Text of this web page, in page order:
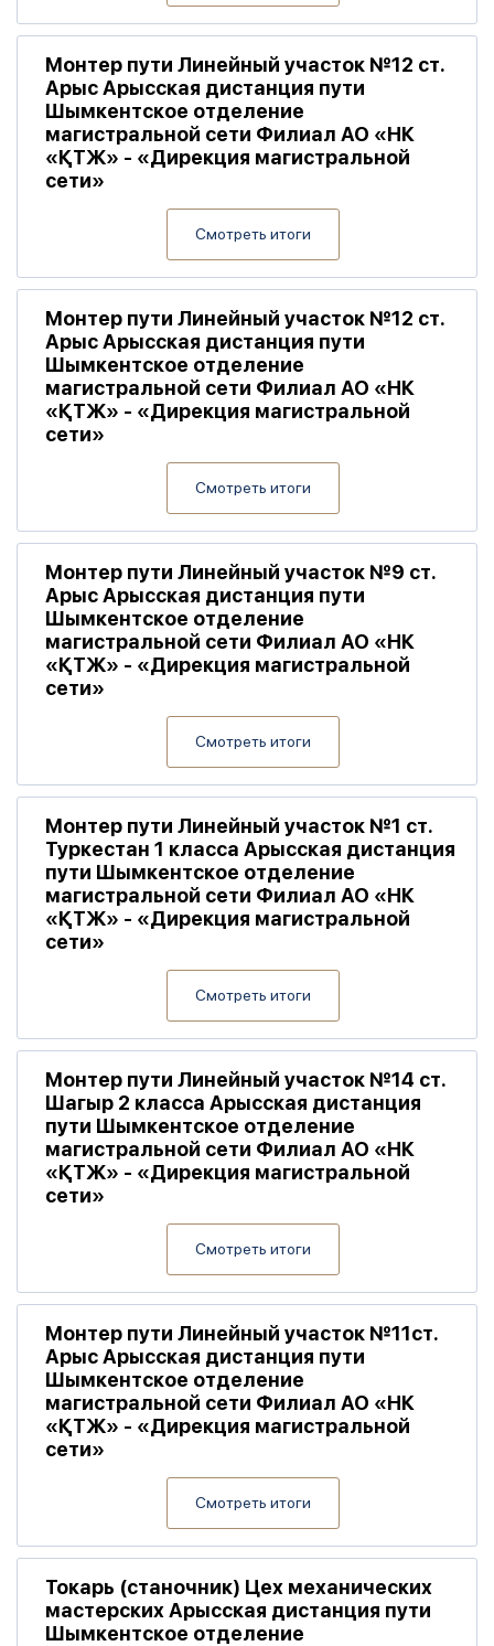
Монтер пути Линейный участок №12 ст.
Арыс Арысская дистанция пути
Шымкентское отделение
магистральной сети Филиал АО «НК
«ҚТЖ» - «Дирекция магистральной
сети»
Смотреть итоги
Монтер пути Линейный участок №12 ст.
Арыс Арысская дистанция пути
Шымкентское отделение
магистральной сети Филиал АО «НК
«ҚТЖ» - «Дирекция магистральной
сети»
Смотреть итоги
Монтер пути Линейный участок №9 ст.
Арыс Арысская дистанция пути
Шымкентское отделение
магистральной сети Филиал АО «НК
«ҚТЖ» - «Дирекция магистральной
сети»
Смотреть итоги
Монтер пути Линейный участок №1 ст.
Туркестан 1 класса Арысская дистанция
пути Шымкентское отделение
магистральной сети Филиал АО «НК
«ҚТЖ» - «Дирекция магистральной
сети»
Смотреть итоги
Монтер пути Линейный участок №14 ст.
Шагыр 2 класса Арысская дистанция
пути Шымкентское отделение
магистральной сети Филиал АО «НК
«ҚТЖ» - «Дирекция магистральной
сети»
Смотреть итоги
Монтер пути Линейный участок №11ст.
Арыс Арысская дистанция пути
Шымкентское отделение
магистральной сети Филиал АО «НК
«ҚТЖ» - «Дирекция магистральной
сети»
Смотреть итоги
Токарь (станочник) Цех механических
мастерских Арысская дистанция пути
Шымкентское отделение